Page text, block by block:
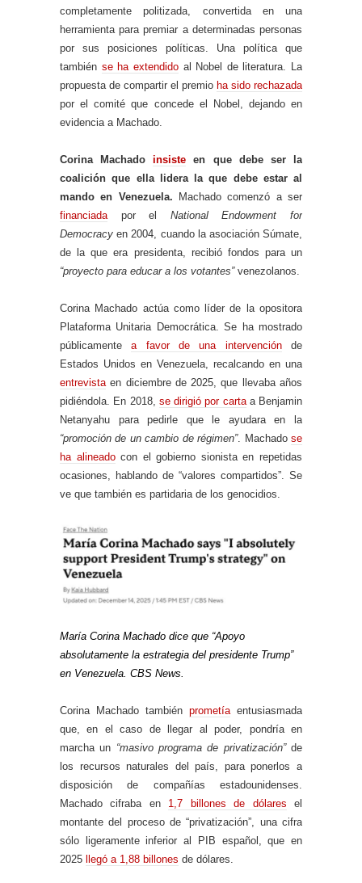
completamente politizada, convertida en una
herramienta para premiar a determinadas personas
por sus posiciones políticas. Una política que
también se ha extendidoal Nobel de literatura. La
propuesta de compartir el premio ha sido rechazada
por el comité que concede el Nobel, dejando en
evidencia a Machado.
Corina Machadoinsiste en que debe ser la
coalición que ella lidera la que debe estar al
mando en Venezuela. Machado comenzó a ser
financiadapor el National Endowment for
Democracyen 2004, cuando la asociación Súmate,
de la que era presidenta, recibió fondos para un
“proyecto para educar a los votantes”venezolanos.
Corina Machado actúa como líder de la opositora
Plataforma Unitaria Democrática. Se ha mostrado
públicamentea favor de una intervenciónde
Estados Unidos en Venezuela, recalcando en una
entrevistaen diciembre de 2025, que llevaba años
pidiéndola. En 2018, se dirigió por cartaa Benjamin
Netanyahu para pedirle que le ayudara en la
“promoción de un cambio de régimen”. Machadose
ha alineadocon el gobierno sionista en repetidas
ocasiones, hablando de “valores compartidos”. Se
ve que también es partidaria de los genocidios.
María Corina Machado dice que “Apoyo
absolutamente la estrategia del presidente Trump”
en Venezuela. CBS News.
Corina Machado también prometía entusiasmada
que, en el caso de llegar al poder, pondría en
marcha un “masivo programa de privatización”de
los recursos naturales del país, para ponerlos a
disposición de compañías estadounidenses.
Machado cifraba en 1,7 billones de dólares el
montante del proceso de “privatización”, una cifra
sólo ligeramente inferior al PIB español, que en
2025
llegó a 1,88 billones de dólares.